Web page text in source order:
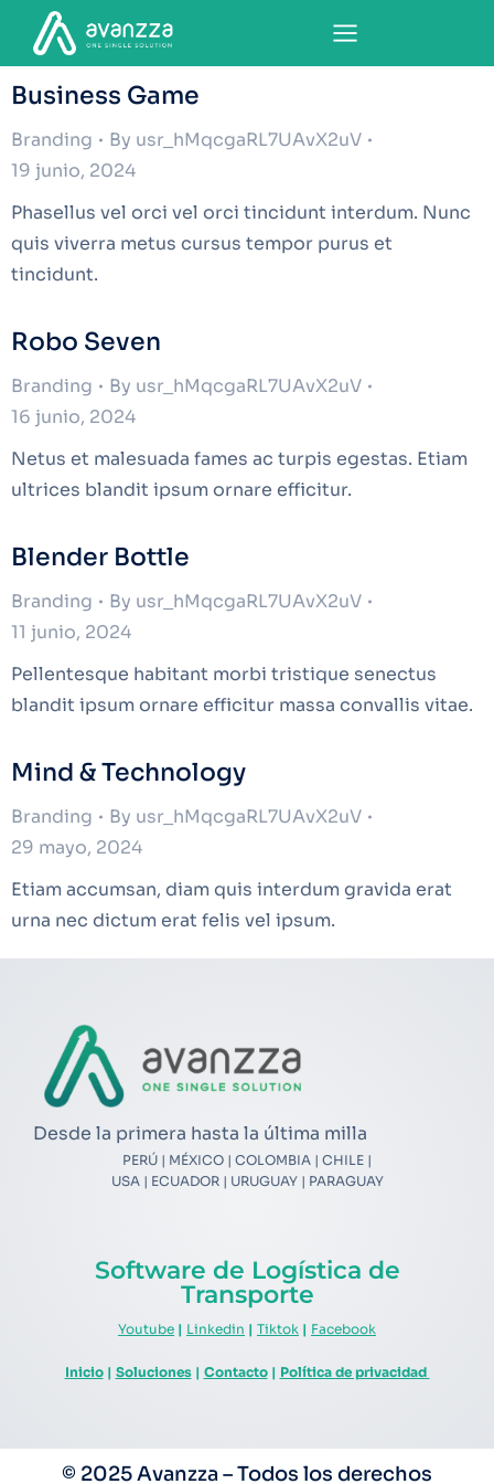
Business Game
Branding By usr_hMqcgaRL7UAvX2uV
19 junio, 2024
Phasellus vel orci vel orci tincidunt interdum. Nunc
quis viverra metus cursus tempor purus et
tincidunt.
Robo Seven
Branding By usr_hMqcgaRL7UAvX2uV
16 junio, 2024
Netus et malesuada fames ac turpis egestas. Etiam
ultrices blandit ipsum ornare efficitur.
Blender Bottle
Branding By usr_hMqcgaRL7UAvX2uV
11 junio, 2024
Pellentesque habitant morbi tristique senectus
blandit ipsum ornare efficitur massa convallis vitae.
Mind & Technology
Branding By usr_hMqcgaRL7UAvX2uV
29 mayo, 2024
Etiam accumsan, diam quis interdum gravida erat
urna nec dictum erat felis vel ipsum.
Desde la primera hasta la última milla
PERÚ | MÉXICO | COLOMBIA | CHILE |
USA | ECUADOR | URUGUAY | PARAGUAY
Software de Logística de
Transporte
Youtube | Linkedin | Tiktok | Facebook
Inicio| Soluciones| Contacto| Política de privacidad
© 2025 Avanzza – Todos los derechos